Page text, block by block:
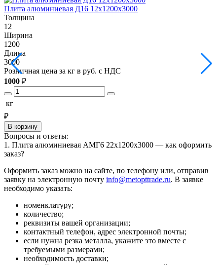
Плита алюминиевая Д16 12х1200х3000
Толщина
12
Ширина
1200
Длина
3000
Розничная цена за кг в руб. с НДС
1000 ₽
кг
₽
В корзину
Вопросы и ответы:
1. Плита алюминиевая АМГ6 22х1200х3000 — как оформить
заказ?
Оформить заказ можно на сайте, по телефону или, отправив
заявку на электронную почту info@metopttrade.ru. В заявке
необходимо указать:
номенклатуру;
количество;
реквизиты вашей организации;
контактный телефон, адрес электронной почты;
если нужна резка металла, укажите это вместе с
требуемыми размерами;
необходимость доставки;